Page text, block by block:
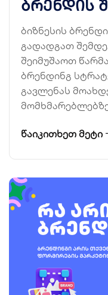
ბრენდის
ბიზნესის
გადადგათ
შეიმუშაოთ
ბრენდინგ
გავლენას
ᲬᲐᲘᲙᲘᲗᲮᲔᲗ ᲛᲔᲢᲘ